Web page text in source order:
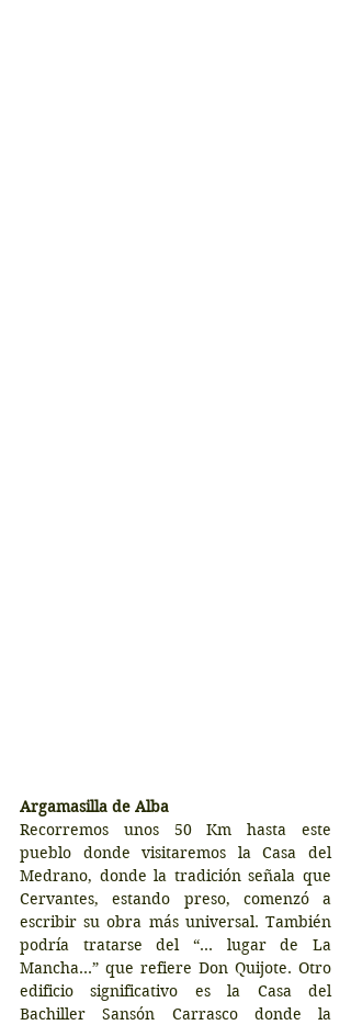
Argamasilla de Alba
Recorremos unos 50 Km hasta este
pueblo donde visitaremos la Casa del
Medrano, donde la tradición señala que
Cervantes, estando preso, comenzó a
escribir su obra más universal. También
podría tratarse del “… lugar de La
Mancha…” que refiere Don Quijote. Otro
edificio significativo es la Casa del
Bachiller Sansón Carrasco donde la